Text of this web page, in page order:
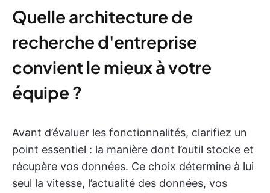
Quelle architecture de
recherche d'entreprise
convient le mieux à votre
équipe ?
Avant d’évaluer les fonctionnalités, clarifiez un
point essentiel : la manière dont l’outil stocke et
récupère vos données. Ce choix détermine à lui
seul la vitesse, l’actualité des données, vos